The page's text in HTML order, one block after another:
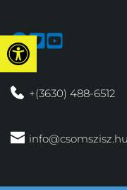
Eszköztár
+(3630) 488-6512
info@csomszisz.hu